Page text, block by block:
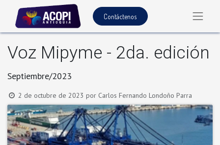
Contáctenos
Voz Mipyme - 2da. edición
Septiembre/2023
2 de octubre de 2023 por Carlos Fernando Londoño Parra